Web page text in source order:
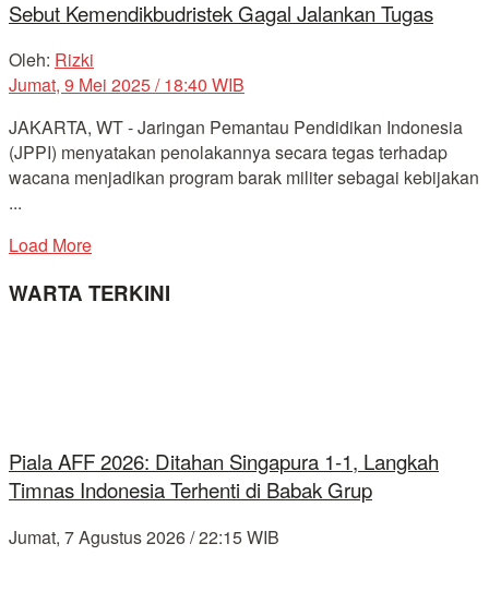
Sebut Kemendikbudristek Gagal Jalankan Tugas
Oleh: Rizki
Jumat, 9 Mei 2025 / 18:40 WIB
JAKARTA, WT - Jaringan Pemantau Pendidikan Indonesia
(JPPI) menyatakan penolakannya secara tegas terhadap
wacana menjadikan program barak militer sebagai kebijakan
...
Load More
WARTA TERKINI
Piala AFF 2026: Ditahan Singapura 1-1, Langkah
Timnas Indonesia Terhenti di Babak Grup
Jumat, 7 Agustus 2026 / 22:15 WIB